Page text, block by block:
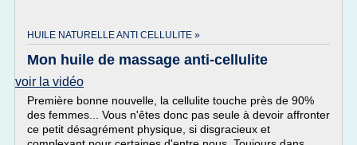
HUILE NATURELLE ANTI CELLULITE »
Mon huile de massage anti-cellulite
voir la vidéo
Première bonne nouvelle, la cellulite touche près de 90%
des femmes... Vous n'êtes donc pas seule à devoir affronter
ce petit désagrément physique, si disgracieux et